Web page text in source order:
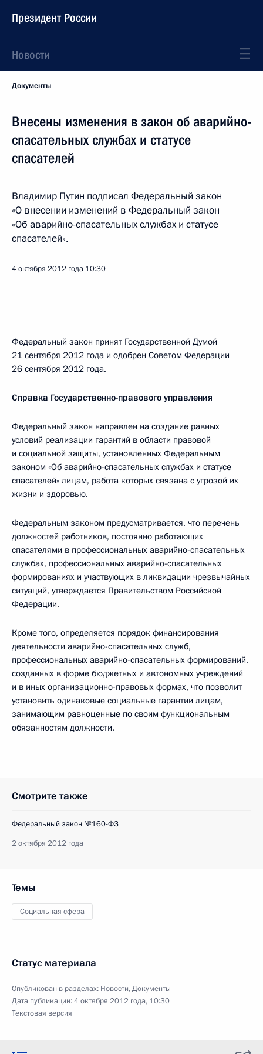
Президент России
Новости
Документы
Внесены изменения в закон об аварийно-
спасательных службах и статусе
спасателей
Владимир Путин подписал Федеральный закон
«О внесении изменений в Федеральный закон
«Об аварийно-спасательных службах и статусе
спасателей».
4 октября 2012 года 10:30
Федеральный закон принят Государственной Думой
21 сентября 2012 года и одобрен Советом Федерации
26 сентября 2012 года.
Справка Государственно-правового управления
Федеральный закон направлен на создание равных
условий реализации гарантий в области правовой
и социальной защиты, установленных Федеральным
законом «Об аварийно-спасательных службах и статусе
спасателей» лицам, работа которых связана с угрозой их
жизни и здоровью.
Федеральным законом предусматривается, что перечень
должностей работников, постоянно работающих
спасателями в профессиональных аварийно-спасательных
службах, профессиональных аварийно-спасательных
формированиях и участвующих в ликвидации чрезвычайных
ситуаций, утверждается Правительством Российской
Федерации.
Кроме того, определяется порядок финансирования
деятельности аварийно-спасательных служб,
профессиональных аварийно-спасательных формирований,
созданных в форме бюджетных и автономных учреждений
и в иных организационно-правовых формах, что позволит
установить одинаковые социальные гарантии лицам,
занимающим равноценные по своим функциональным
обязанностям должности.
Смотрите также
Федеральный закон №160-ФЗ
2 октября 2012 года
Темы
Социальная сфера
Статус материала
Опубликован в разделах: Новости,Документы
Дата публикации:4 октября 2012 года, 10:30
Текстовая версия